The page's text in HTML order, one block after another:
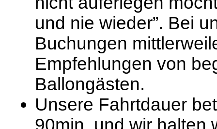
und nie wieder”. Bei
Buchungen
Empfehlungen von
Ballongästen.
Unsere Fahrtdauer
90min. und wir halten